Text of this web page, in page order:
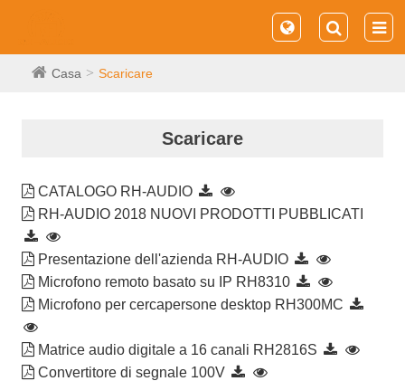
Casa Scaricare
Scaricare
CATALOGO RH-AUDIO
RH-AUDIO 2018 NUOVI PRODOTTI PUBBLICATI
Presentazione dell'azienda RH-AUDIO
Microfono remoto basato su IP RH8310
Microfono per cercapersone desktop RH300MC
Matrice audio digitale a 16 canali RH2816S
Convertitore di segnale 100V